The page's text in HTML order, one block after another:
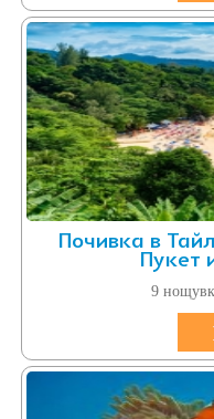
Почивка в
Пукет
9